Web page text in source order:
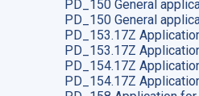
PD_150 General
PD_150 General
PD_153.17Z
PD_153.17Z
PD_154.17Z
PD_154.17Z